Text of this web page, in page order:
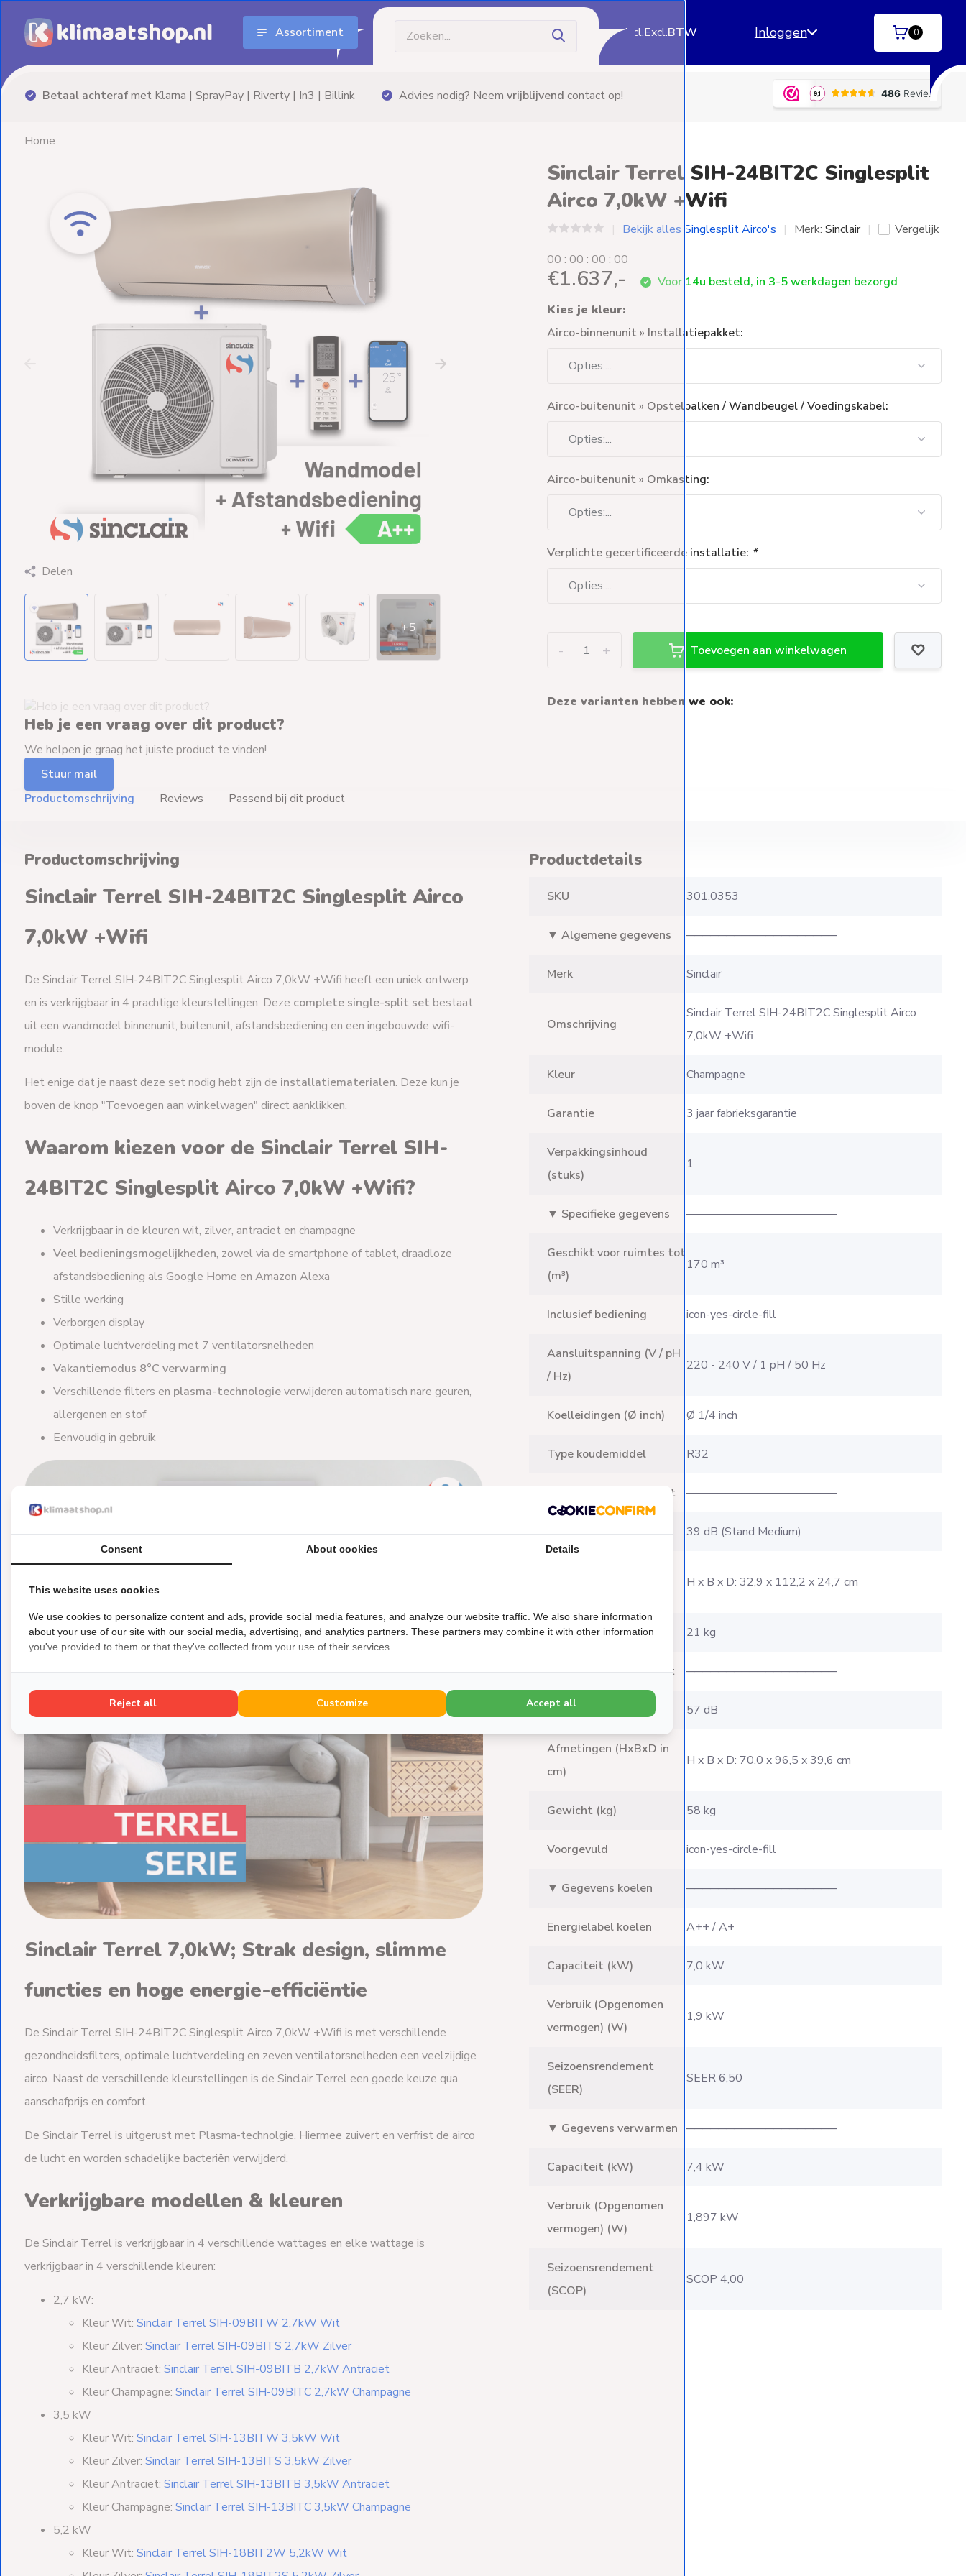
Assortiment Incl.Excl.BTW Inloggen 0
Advies nodig? Neemvrijblijvendcontact op! Gratis bezorgingvanaf €60,- (m.u.v. palletzendingen) Betaal achterafmet Klarna | SprayPay
Aanbiedingen
Boilers
Installatiematerialen
Terrasverwarming
Ventilators
Weekendleveringen
Klantenservice
Home
Delen
+5
Heb je een vraag over dit product?
We helpen je graag het juiste product te vinden!
Stuur mail
Sinclair Terrel SIH-24BIT2C Singlesplit
Airco 7,0kW +Wifi
Bekijk alles Singlesplit Airco's Merk:Sinclair
Vergelijk
00 :00 :00 :00
€1.637,-
Voor 14u besteld, in 3-5 werkdagen bezorgd
Kies je kleur:
Airco-binnenunit » Installatiepakket:
Airco-buitenunit » Opstelbalken / Wandbeugel / Voedingskabel:
Airco-buitenunit » Omkasting:
Verplichte gecertificeerde installatie: *
+
- Toevoegen aan winkelwagen
Deze varianten hebben we ook:
Productomschrijving Reviews Passend bij dit product
Productomschrijving
Sinclair Terrel SIH-24BIT2C Singlesplit Airco
7,0kW +Wifi
De Sinclair Terrel SIH-24BIT2C Singlesplit Airco 7,0kW +Wifi heeft een uniek ontwerp
en is verkrijgbaar in 4 prachtige kleurstellingen. Deze complete single-split set bestaat
uit een wandmodel binnenunit, buitenunit, afstandsbediening en een ingebouwde wifi-
module.
Het enige dat je naast deze set nodig hebt zijn de installatiematerialen. Deze kun je
boven de knop "Toevoegen aan winkelwagen" direct aanklikken.
Waarom kiezen voor de Sinclair Terrel SIH-
24BIT2C Singlesplit Airco 7,0kW +Wifi?
Verkrijgbaar in de kleuren wit, zilver, antraciet en champagne
Veel bedieningsmogelijkheden, zowel via de smartphone of tablet, draadloze
afstandsbediening als Google Home en Amazon Alexa
Stille werking
Verborgen display
Optimale luchtverdeling met 7 ventilatorsnelheden
Vakantiemodus 8°C verwarming
Verschillende filters en plasma-technologieverwijderen automatisch nare geuren,
allergenen en stof
Eenvoudig in gebruik
Sinclair Terrel 7,0kW; Strak design, slimme
functies en hoge energie-efficiëntie
De Sinclair Terrel SIH-24BIT2C Singlesplit Airco 7,0kW +Wifi is met verschillende
gezondheidsfilters, optimale luchtverdeling en zeven ventilatorsnelheden een veelzijdige
airco. Naast de verschillende kleurstellingen is de Sinclair Terrel een goede keuze qua
aanschafprijs en comfort.
De Sinclair Terrel is uitgerust met Plasma-technolgie. Hiermee zuivert en verfrist de airco
de lucht en worden schadelijke bacteriën verwijderd.
Verkrijgbare modellen & kleuren
De Sinclair Terrel is verkrijgbaar in 4 verschillende wattages en elke wattage is
verkrijgbaar in 4 verschillende kleuren:
2,7 kW:
Kleur Wit: Sinclair Terrel SIH-09BITW 2,7kW Wit
Kleur Zilver: Sinclair Terrel SIH-09BITS 2,7kW Zilver
Kleur Antraciet: Sinclair Terrel SIH-09BITB 2,7kW Antraciet
Kleur Champagne: Sinclair Terrel SIH-09BITC 2,7kW Champagne
3,5 kW
Kleur Wit: Sinclair Terrel SIH-13BITW 3,5kW Wit
Kleur Zilver: Sinclair Terrel SIH-13BITS 3,5kW Zilver
Kleur Antraciet: Sinclair Terrel SIH-13BITB 3,5kW Antraciet
Kleur Champagne: Sinclair Terrel SIH-13BITC 3,5kW Champagne
5,2 kW
Kleur Wit: Sinclair Terrel SIH-18BIT2W 5,2kW Wit
Productdetails
SKU 301.0353
▼ Algemene gegevens ───────────────────
Merk Sinclair
Omschrijving
Sinclair Terrel SIH-24BIT2C Singlesplit Airco
7,0kW +Wifi
Kleur Champagne
Garantie 3 jaar fabrieksgarantie
Verpakkingsinhoud
(stuks)
1
▼ Specifieke gegevens ───────────────────
Geschikt voor ruimtes tot
(m³)
170 m³
Inclusief bediening icon-yes-circle-fill
Aansluitspanning (V / pH
/ Hz)
220 - 240 V / 1 pH / 50 Hz
Koelleidingen (Ø inch) Ø 1/4 inch
Type koudemiddel R32
▼ Gegevens Binnenunit ───────────────────
Geluidsvermogen (dB) 39 dB (Stand Medium)
Afmetingen (HxBxD in
H x B x D: 32,9 x 112,2 x 24,7 cm
Gewicht (kg) 21 kg
▼ Gegevens Buitenunit ───────────────────
Geluidsvermogen (dB) 57 dB
Afmetingen (HxBxD in
cm)
H x B x D: 70,0 x 96,5 x 39,6 cm
Gewicht (kg) 58 kg
Voorgevuld icon-yes-circle-fill
▼ Gegevens koelen ───────────────────
Energielabel koelen A++ / A+
Capaciteit (kW) 7,0 kW
Verbruik (Opgenomen
vermogen) (W)
1,9 kW
Seizoensrendement
(SEER)
SEER 6,50
▼ Gegevens verwarmen ───────────────────
Capaciteit (kW) 7,4 kW
Verbruik (Opgenomen
vermogen) (W)
1,897 kW
Seizoensrendement
(SCOP)
SCOP 4,00
Consent About cookies Details
This website uses cookies
We use cookies to personalize content and ads, provide social media features, and analyze our website traffic. We also share information
about your use of our site with our social media, advertising, and analytics partners. These partners may combine it with other information
you've provided to them or that they've collected from your use of their services.
Reject all Customize Accept all